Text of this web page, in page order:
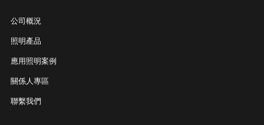
公司概況
照明產品
應用照明案例
關係人專區
聯繫我們